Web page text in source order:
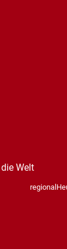
Welt